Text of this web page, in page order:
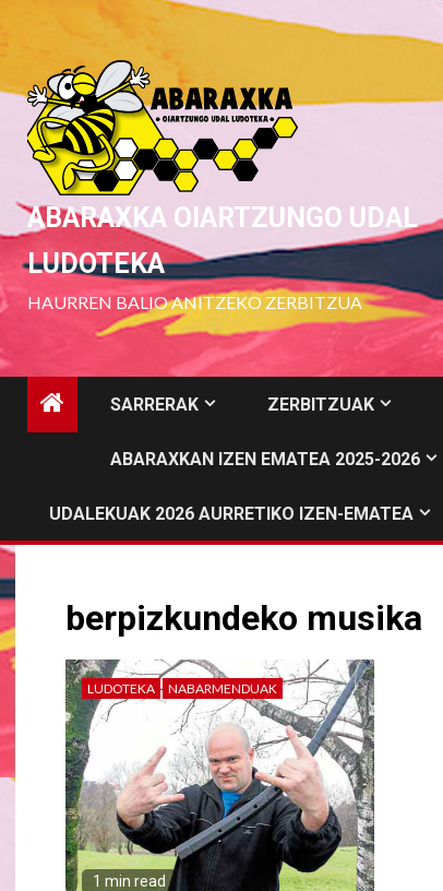
to
content
ABARAXKA OIARTZUNGO UDAL
LUDOTEKA
HAURREN BALIO ANITZEKO ZERBITZUA
SARRERAK ZERBITZUAK
ABARAXKAN IZEN EMATEA 2025-2026
UDALEKUAK 2026 AURRETIKO IZEN-EMATEA
berpizkundeko musika
LUDOTEKA NABARMENDUAK
1 min read